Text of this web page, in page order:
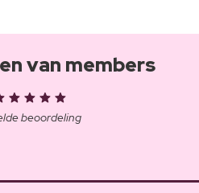
van members
beoordeling